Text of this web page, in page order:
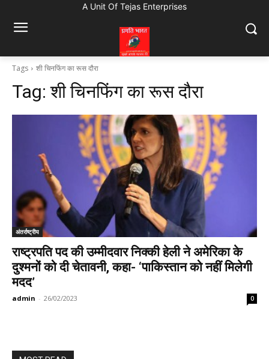
A Unit Of Tejas Enterprises
Tags शी चिनफिंग का रूस दौरा
Tag:शी चिनफिंग का रूस दौरा
अंतर्राष्ट्रीय
राष्ट्रपति पद की उम्मीदवार निक्की हेली ने अमेरिका के
दुश्मनों को दी चेतावनी, कहा- ‘पाकिस्तान को नहीं मिलेगी
मदद’
admin - 26/02/2023 0